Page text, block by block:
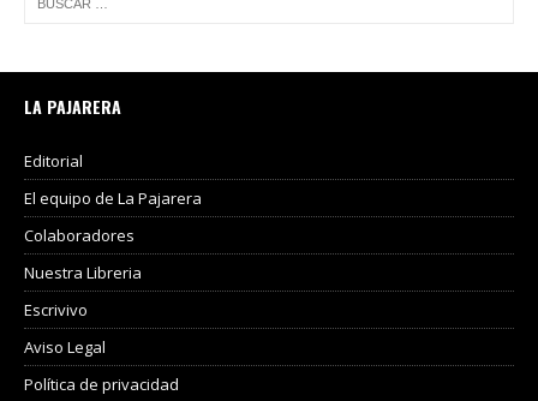
LA PAJARERA
Editorial
El equipo de La Pajarera
Colaboradores
Nuestra Libreria
Escrivivo
Aviso Legal
Política de privacidad